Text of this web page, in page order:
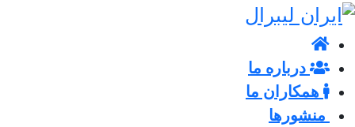
درباره ما
همکاران ما
منشورها